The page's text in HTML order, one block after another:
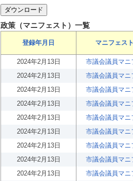
政策（マニフェスト）一覧
登録年月日 マニフェス
2024年2月13日
市議会議員マニ
2024年2月13日
市議会議員マニ
2024年2月13日
市議会議員マニ
2024年2月13日
市議会議員マニ
2024年2月13日
市議会議員マニ
2024年2月13日
市議会議員マニ
2024年2月13日
市議会議員マニ
2024年2月13日
市議会議員マニ
2024年2月13日
市議会議員マニ